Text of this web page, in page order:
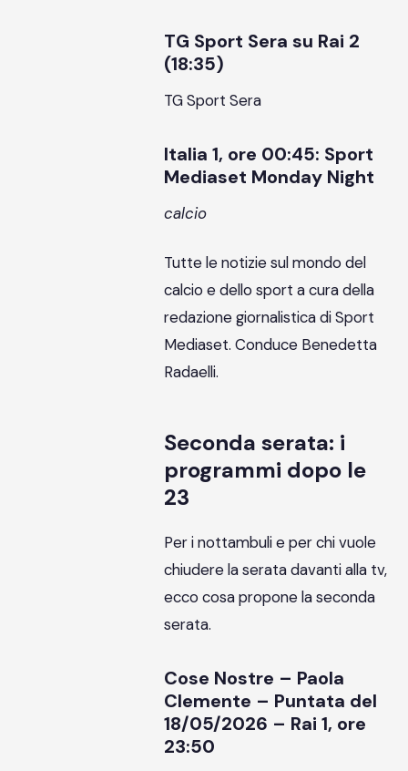
TG Sport Sera su Rai 2
(18:35)
TG Sport Sera
Italia 1, ore 00:45: Sport
Mediaset Monday Night
calcio
Tutte le notizie sul mondo del
calcio e dello sport a cura della
redazione giornalistica di Sport
Mediaset. Conduce Benedetta
Radaelli.
Seconda serata: i
programmi dopo le
23
Per i nottambuli e per chi vuole
chiudere la serata davanti alla tv,
ecco cosa propone la seconda
serata.
Cose Nostre – Paola
Clemente – Puntata del
18/05/2026 – Rai 1, ore
23:50